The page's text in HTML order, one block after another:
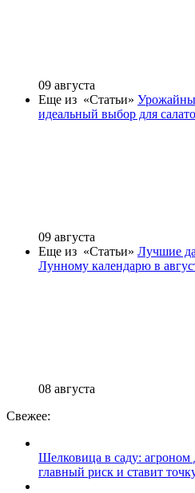
09 августа
Еще из «Статьи»
идеальный выбор для
09 августа
Еще из «Статьи» Лучшие
Лунному календарю в
08 августа
Свежее:
Шелковица в саду: агроном
главный риск и ставит